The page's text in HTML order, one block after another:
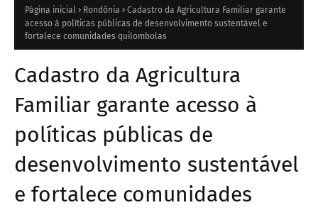
Página inicial Rondônia
Cadastro da Agricultura Familiar garante
acesso à políticas públicas de desenvolvimento sustentável e
fortalece comunidades quilombolas
Cadastro da Agricultura
Familiar garante acesso à
políticas públicas de
desenvolvimento sustentável
e fortalece comunidades